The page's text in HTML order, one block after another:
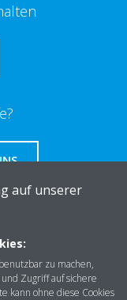
auf unserer
zu machen,
Zugriff auf sichere
kann ohne diese Cookies